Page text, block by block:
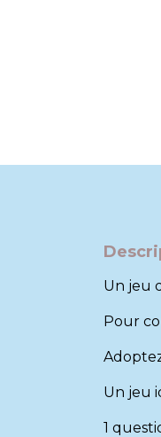
Un jeu
Pour
Un jeu
1